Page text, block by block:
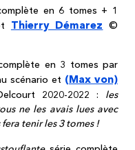
en 6 tomes + 1
Thierry Démarez ©
en 3 tomes par
scénario et (Max von)
2020-2022 : les
ne les avais lues avec
tenir les 3 tomes !